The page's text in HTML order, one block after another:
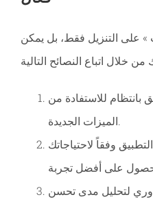
» على التنزيل فقط، بل يمكن
للاستفادة من
الميزات الجديدة.
وفقاً لاحتياجاتك
لتحليل مدى تحسن